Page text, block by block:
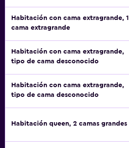
Habitación con cama extragrande, 1
cama extragrande
Habitación con cama extragrande,
tipo de cama desconocido
Habitación con cama extragrande,
tipo de cama desconocido
Habitación queen, 2 camas grandes